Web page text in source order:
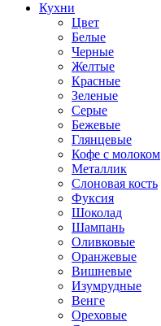
Кухни
Цвет
Белые
Черные
Желтые
Красные
Зеленые
Серые
Бежевые
Глянцевые
Кофе с молоком
Металлик
Слоновая кость
Фуксия
Шоколад
Шампань
Оливковые
Оранжевые
Вишневые
Изумрудные
Венге
Ореховые